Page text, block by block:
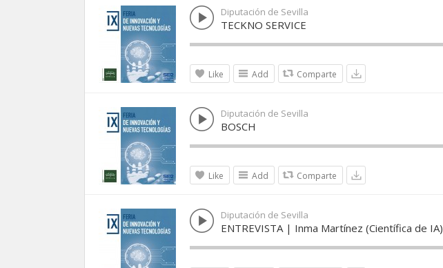
Diputación de Sevilla
TECKNO SERVICE
Like Add Comparte
Diputación de Sevilla
BOSCH
Like Add Comparte
Diputación de Sevilla
ENTREVISTA | Inma Martínez (Científica de IA)